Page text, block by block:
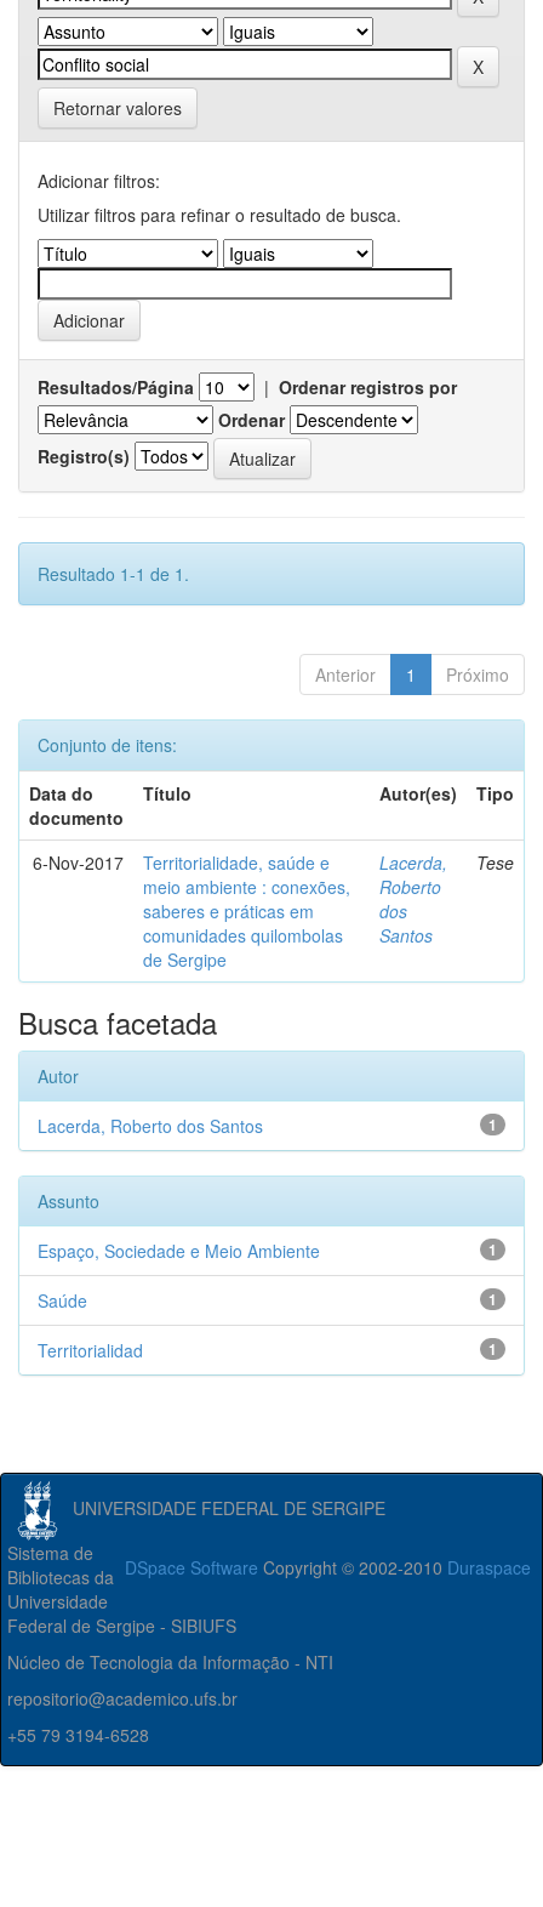
Retornar valores
Adicionar filtros:
Utilizar filtros para refinar o resultado de busca.
Resultados/Página | Ordenar registros por
Ordenar
Registro(s)
Resultado 1-1 de 1.
Anterior 1 Próximo
Conjunto de itens:
Data do
documento
Título Autor(es) Tipo
6-Nov-2017
Territorialidade, saúde e
meio ambiente : conexões,
saberes e práticas em
comunidades quilombolas
de Sergipe
Lacerda,
Roberto
dos
Santos
Tese
Busca facetada
Autor
1
Lacerda, Roberto dos Santos
Assunto
1
Espaço, Sociedade e Meio Ambiente
1
Saúde
1
Territorialidad
UNIVERSIDADE FEDERAL DE SERGIPE
DSpace Software Copyright © 2002-2010 Duraspace
Sistema de
Bibliotecas da
Universidade
Federal de Sergipe - SIBIUFS
Núcleo de Tecnologia da Informação - NTI
repositorio@academico.ufs.br
+55 79 3194-6528